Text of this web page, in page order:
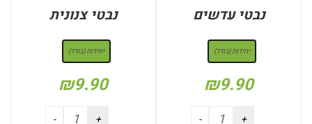
נבטי עדשים
יחידות (בודד)
₪9.90
נבטי צנונית
יחידות (בודד)
₪9.90